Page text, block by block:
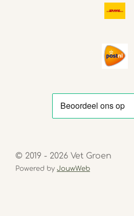
© 2019 - 2026 Vet Groen
Powered by JouwWeb